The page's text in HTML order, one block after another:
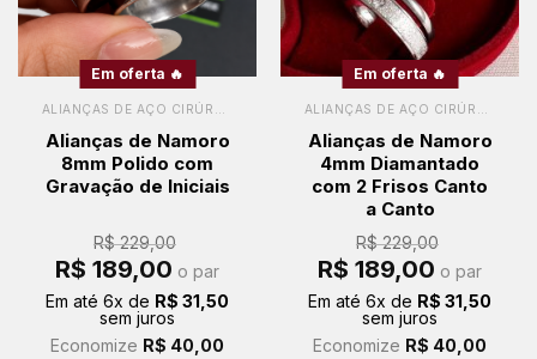
Em oferta 🔥
Alianças de Namoro
8mm Polido com
Gravação de Iniciais
R$229,00
O
preço
era:
R$ 229,00.
R$ 189,00 preço
é:
R$ 189,00.
o par
Em até 6x de R$ 31,50
sem juros
Economize R$ 40,00
Em oferta 🔥
Alianças de Namoro
4mm Diamantado
com 2 Frisos Canto
a Canto
R$229,00
O
preço
era:
R$ 229,00.
R$ 189,00 preço
é:
R$ 189,00.
o par
Em até 6x de R$ 31,50
sem juros
Economize R$ 40,00